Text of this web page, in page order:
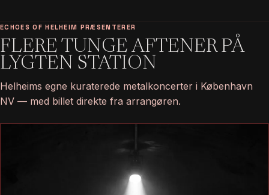
ECHOES OF HELHEIM PRÆSENTERER
FLERE TUNGE AFTENER PÅ
LYGTEN STATION
Helheims egne kuraterede metalkoncerter i København
NV — med billet direkte fra arrangøren.